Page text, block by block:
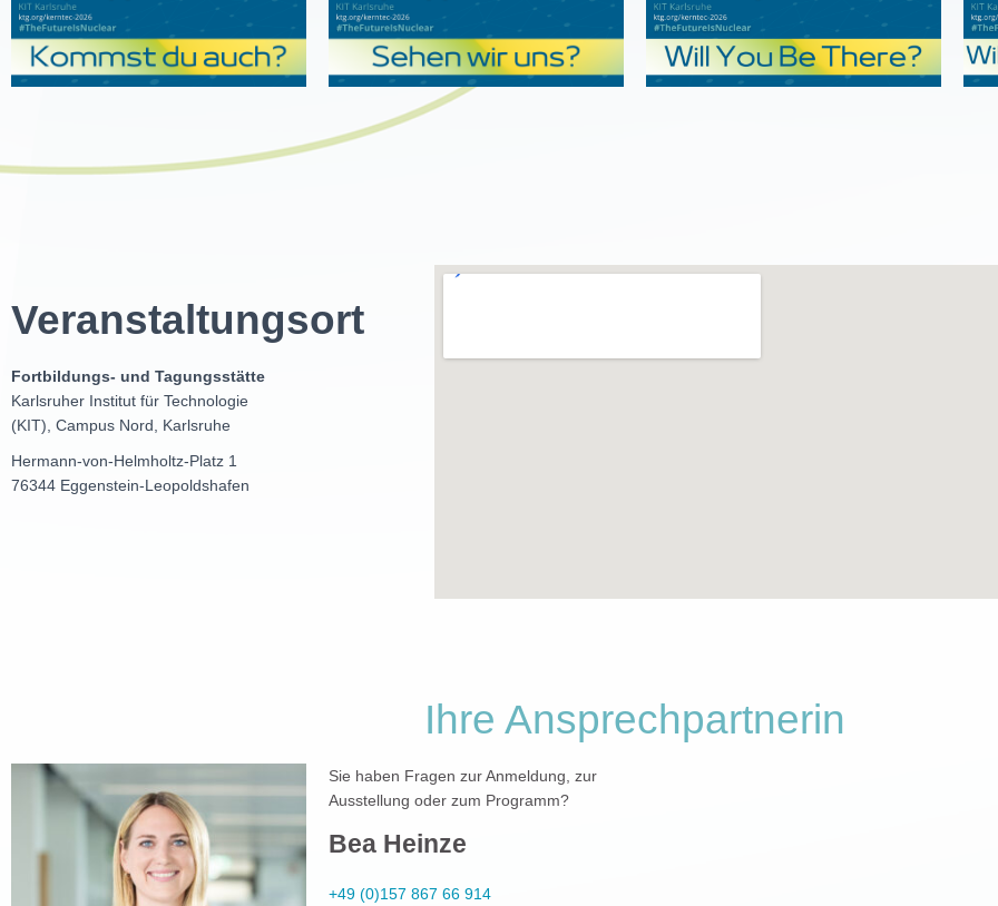
Veranstaltungsort
Fortbildungs- und Tagungsstätte
Karlsruher Institut für Technologie
(KIT), Campus Nord, Karlsruhe
Hermann-von-Helmholtz-Platz 1
76344 Eggenstein-Leopoldshafen
Ihre Ansprechpartnerin
Sie haben Fragen zur Anmeldung, zur
Ausstellung oder zum Programm?
Bea Heinze
+49 (0)157 867 66 914